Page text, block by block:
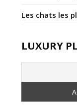
Les chats les
LUXURY